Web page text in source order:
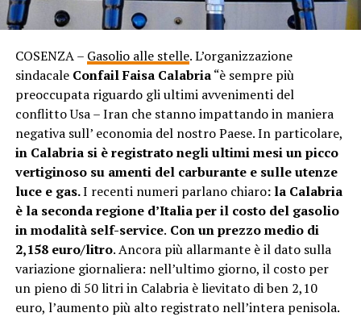
COSENZA – Gasolio alle stelle. L’organizzazione
sindacale Confail Faisa Calabria“è sempre più
preoccupata riguardo gli ultimi avvenimenti del
conflitto Usa – Iran che stanno impattando in maniera
negativa sull’ economia del nostro Paese. In particolare,
in Calabria si è registrato negli ultimi mesi un picco
vertiginoso su amenti del carburante e sulle utenze
luce e gas.I recenti numeri parlano chiaro: la Calabria
è la seconda regione d’Italia per il costo del gasolio
in modalità self-service. Con un prezzo medio di
2,158 euro/litro. Ancora più allarmante è il dato sulla
variazione giornaliera: nell’ultimo giorno, il costo per
un pieno di 50 litri in Calabria è lievitato di ben 2,10
euro, l’aumento più alto registrato nell’intera penisola.